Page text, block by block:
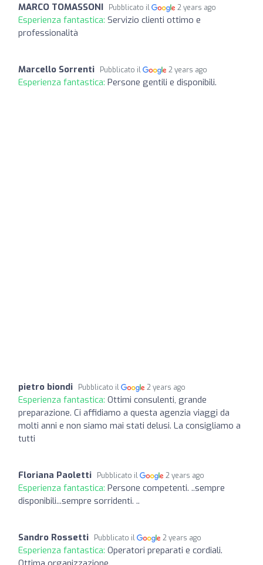
MARCO TOMASSONI Pubblicato il 2 years ago
Esperienza fantastica: Servizio clienti ottimo e
professionalità
Marcello Sorrenti Pubblicato il 2 years ago
Esperienza fantastica: Persone gentili e disponibili.
pietro biondi Pubblicato il 2 years ago
Esperienza fantastica: Ottimi consulenti, grande
preparazione. Ci affidiamo a questa agenzia viaggi da
molti anni e non siamo mai stati delusi. La consigliamo a
tutti
Floriana Paoletti Pubblicato il 2 years ago
Esperienza fantastica: Persone competenti. ..sempre
disponibili...sempre sorridenti. ..
Sandro Rossetti Pubblicato il 2 years ago
Esperienza fantastica: Operatori preparati e cordiali.